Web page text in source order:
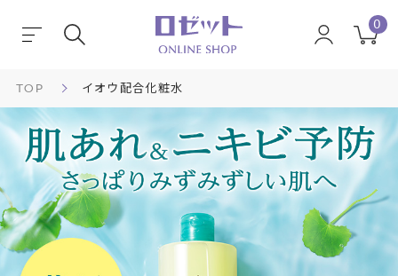
0
TOP イオウ配合化粧水